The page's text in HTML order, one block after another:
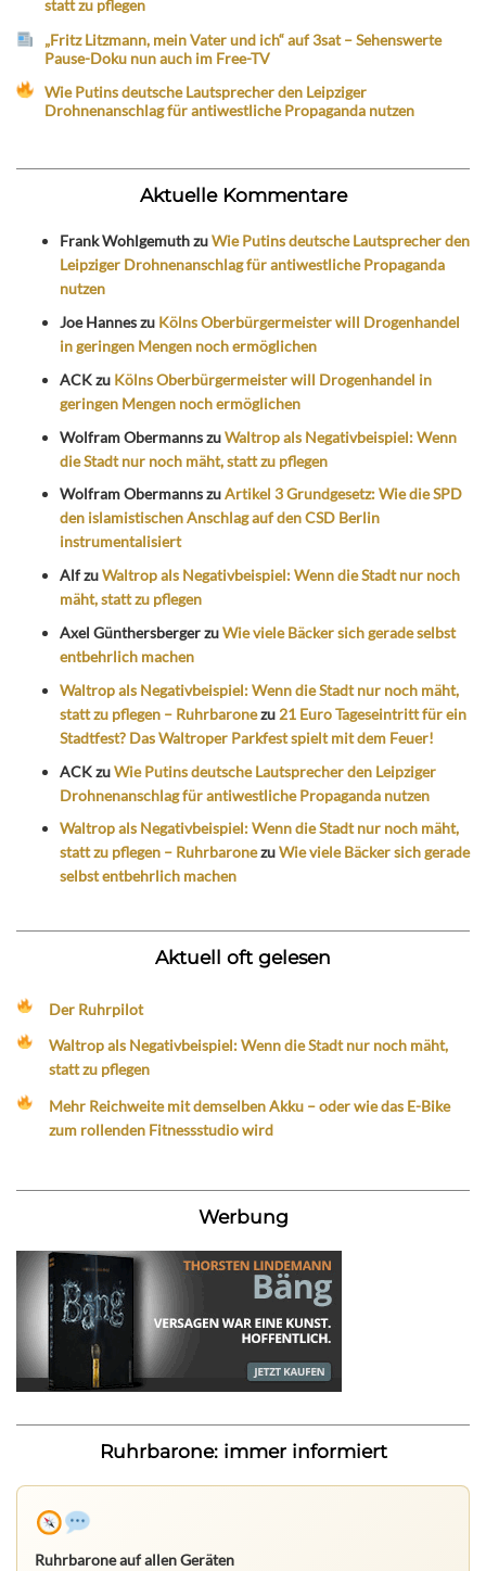
statt zu pflegen
„Fritz Litzmann, mein Vater und ich“ auf 3sat – Sehenswerte
Pause-Doku nun auch im Free-TV
Wie Putins deutsche Lautsprecher den Leipziger
Drohnenanschlag für antiwestliche Propaganda nutzen
Aktuelle Kommentare
Frank WohlgemuthzuWie Putins deutsche Lautsprecher den
Leipziger Drohnenanschlag für antiwestliche Propaganda
nutzen
Joe Hanneszu Kölns Oberbürgermeister will Drogenhandel
in geringen Mengen noch ermöglichen
ACKzu Kölns Oberbürgermeister will Drogenhandel in
geringen Mengen noch ermöglichen
Wolfram ObermannszuWaltrop als Negativbeispiel: Wenn
die Stadt nur noch mäht, statt zu pflegen
Wolfram ObermannszuArtikel 3 Grundgesetz: Wie die SPD
den islamistischen Anschlag auf den CSD Berlin
instrumentalisiert
AlfzuWaltrop als Negativbeispiel: Wenn die Stadt nur noch
mäht, statt zu pflegen
Axel GünthersbergerzuWie viele Bäcker sich gerade selbst
entbehrlich machen
Waltrop als Negativbeispiel: Wenn die Stadt nur noch mäht,
statt zu pflegen – Ruhrbaronezu 21 Euro Tageseintritt für ein
Stadtfest? Das Waltroper Parkfest spielt mit dem Feuer!
ACKzuWie Putins deutsche Lautsprecher den Leipziger
Drohnenanschlag für antiwestliche Propaganda nutzen
Waltrop als Negativbeispiel: Wenn die Stadt nur noch mäht,
statt zu pflegen – RuhrbaronezuWie viele Bäcker sich gerade
selbst entbehrlich machen
Aktuell oft gelesen
Der Ruhrpilot
Waltrop als Negativbeispiel: Wenn die Stadt nur noch mäht,
statt zu pflegen
Mehr Reichweite mit demselben Akku – oder wie das E-Bike
zum rollenden Fitnessstudio wird
Werbung
Ruhrbarone: immer informiert
Ruhrbarone auf allen Geräten